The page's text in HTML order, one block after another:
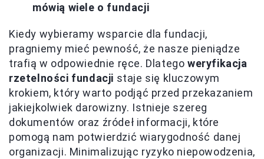
mówią wiele o fundacji
Kiedy wybieramy wsparcie dla fundacji,
pragniemy mieć pewność, że nasze pieniądze
trafią w odpowiednie ręce. Dlategoweryfikacja
rzetelności fundacji staje się kluczowym
krokiem, który warto podjąć przed przekazaniem
jakiejkolwiek darowizny. Istnieje szereg
dokumentów oraz źródeł informacji, które
pomogą nam potwierdzić wiarygodność danej
organizacji. Minimalizując ryzyko niepowodzenia,